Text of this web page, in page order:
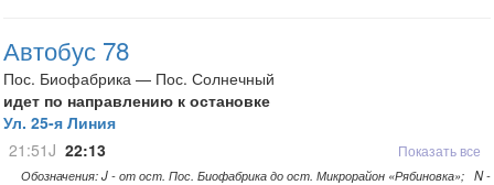
Автобус 78
Пос. Биофабрика — Пос. Солнечный
идет по направлению к остановке
Ул. 25-я Линия
21:51J 22:13 Показать все
Обозначения: J - от ост. Пос. Биофабрика до ост. Микрорайон «Рябиновка»; N -